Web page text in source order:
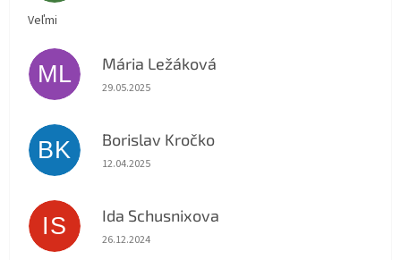
Veľmi
ML Mária Ležáková
Hodnotenie obchodu je 5 z 5 hviezdičiek.
29.05.2025
BK Borislav Kročko
Hodnotenie obchodu je 5 z 5 hviezdičiek.
12.04.2025
IS Ida Schusnixova
Hodnotenie obchodu je 5 z 5 hviezdičiek.
26.12.2024